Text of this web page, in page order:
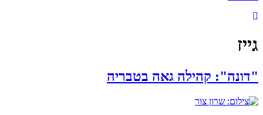
גייז
"דונה": קהילה גאה בטבריה